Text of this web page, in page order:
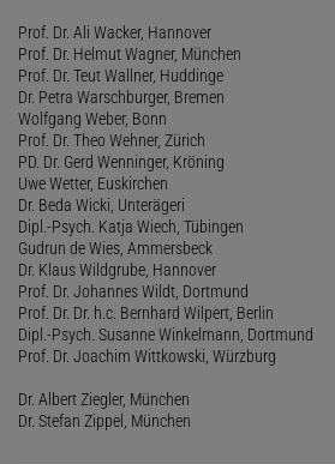
Prof. Dr. Ali Wacker, Hannover
Prof. Dr. Helmut Wagner, München
Prof. Dr. Teut Wallner, Huddinge
Dr. Petra Warschburger, Bremen
Wolfgang Weber, Bonn
Prof. Dr. Theo Wehner, Zürich
PD. Dr. Gerd Wenninger, Kröning
Uwe Wetter, Euskirchen
Dr. Beda Wicki, Unterägeri
Dipl.-Psych. Katja Wiech, Tübingen
Gudrun de Wies, Ammersbeck
Dr. Klaus Wildgrube, Hannover
Prof. Dr. Johannes Wildt, Dortmund
Prof. Dr. Dr. h.c. Bernhard Wilpert, Berlin
Dipl.-Psych. Susanne Winkelmann, Dortmund
Prof. Dr. Joachim Wittkowski, Würzburg
Dr. Albert Ziegler, München
Dr. Stefan Zippel, München